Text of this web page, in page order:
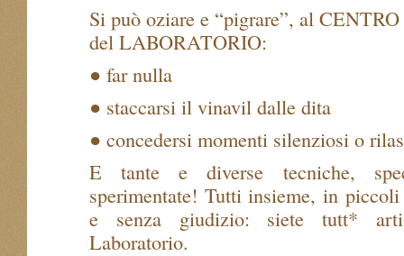
Si può oziare e “pigrare”, al
del LABORATORIO:
● far nulla
● staccarsi il vinavil dalle dita
● concedersi momenti silenziosi o
E tante e diverse tecniche,
sperimentate! Tutti insieme, in
e senza giudizio: siete tutt*
Laboratorio.